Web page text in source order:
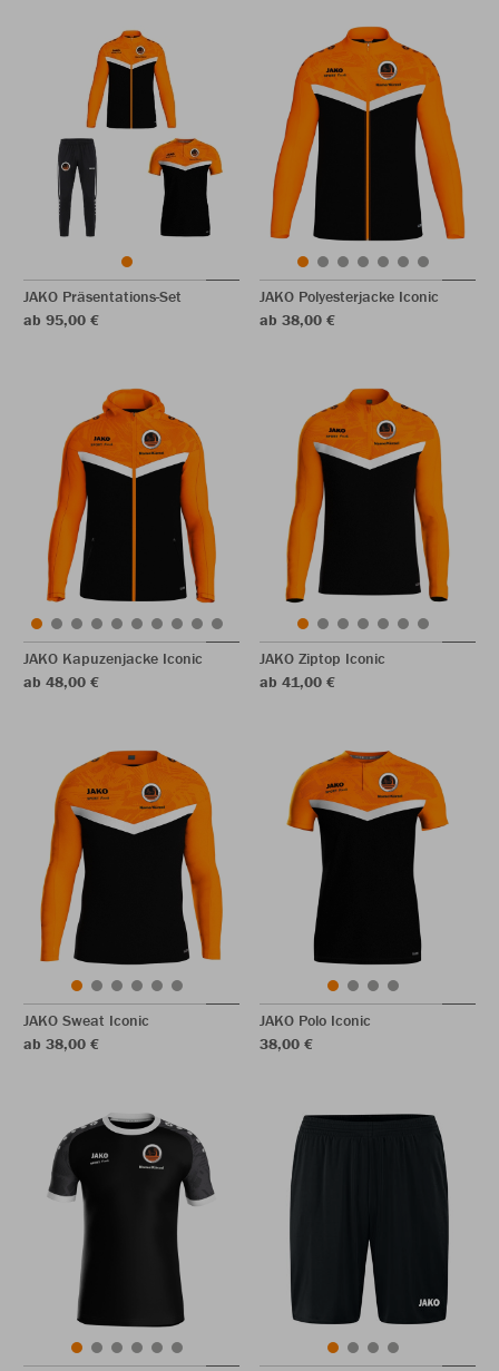
JAKO Präsentations-Set
ab 95,00 €
JAKO Polyesterjacke Iconic
ab 38,00 €
JAKO Kapuzenjacke Iconic
ab 48,00 €
JAKO Ziptop Iconic
ab 41,00 €
JAKO Sweat Iconic
ab 38,00 €
JAKO Polo Iconic
38,00 €